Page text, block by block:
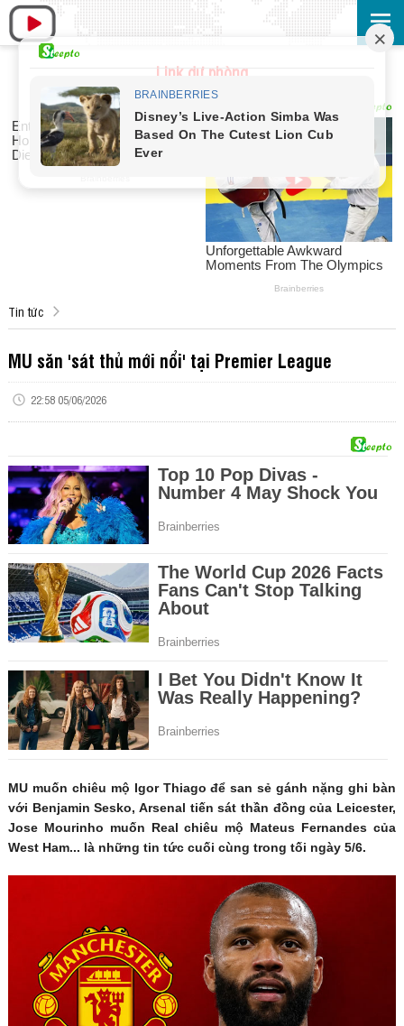
Link dự phòng
Tin tức
MU săn 'sát thủ mới nổi' tại Premier League
22:58 05/06/2026
MU muốn chiêu mộ Igor Thiago để san sẻ gánh nặng ghi bàn
với Benjamin Sesko, Arsenal tiến sát thần đồng của Leicester,
Jose Mourinho muốn Real chiêu mộ Mateus Fernandes của
West Ham... là những tin tức cuối cùng trong tối ngày 5/6.